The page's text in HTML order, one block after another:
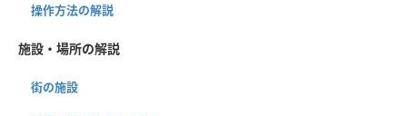
操作方法の解説
施設・場所の解説
街の施設